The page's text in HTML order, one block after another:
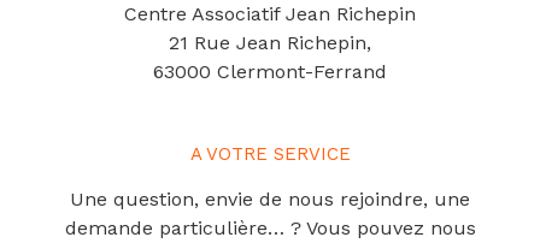
Centre Associatif Jean Richepin
21 Rue Jean Richepin,
63000 Clermont-Ferrand
A VOTRE SERVICE
Une question, envie de nous rejoindre, une
demande particulière… ? Vous pouvez nous